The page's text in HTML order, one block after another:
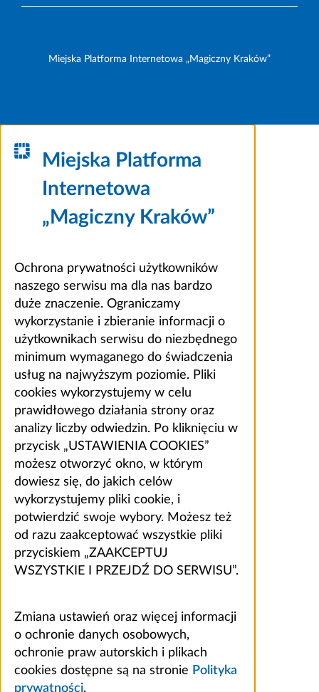
Miejska Platforma Internetowa „Magiczny Kraków”
Miejska Platforma
Internetowa
„Magiczny Kraków”
Ochrona prywatności użytkowników
naszego serwisu ma dla nas bardzo
duże znaczenie. Ograniczamy
wykorzystanie i zbieranie informacji o
użytkownikach serwisu do niezbędnego
minimum wymaganego do świadczenia
usług na najwyższym poziomie. Pliki
cookies wykorzystujemy w celu
prawidłowego działania strony oraz
analizy liczby odwiedzin. Po kliknięciu w
przycisk „USTAWIENIA COOKIES”
możesz otworzyć okno, w którym
dowiesz się, do jakich celów
wykorzystujemy pliki cookie, i
potwierdzić swoje wybory. Możesz też
od razu zaakceptować wszystkie pliki
przyciskiem „ZAAKCEPTUJ
WSZYSTKIE I PRZEJDŹ DO SERWISU”.
Zmiana ustawień oraz więcej informacji
o ochronie danych osobowych,
ochronie praw autorskich i plikach
cookies dostępne są na stronie Polityka
prywatności.